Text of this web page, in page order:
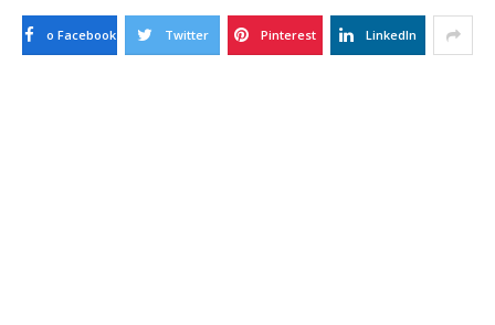
o Facebook Twitter Pinterest LinkedIn